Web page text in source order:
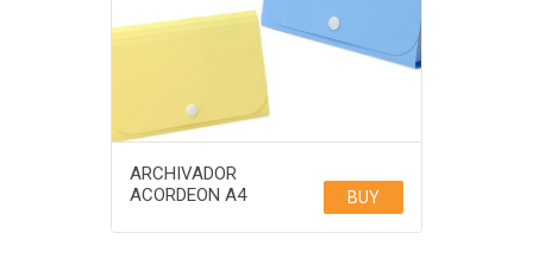
ARCHIVADOR
ACORDEON A4
BUY